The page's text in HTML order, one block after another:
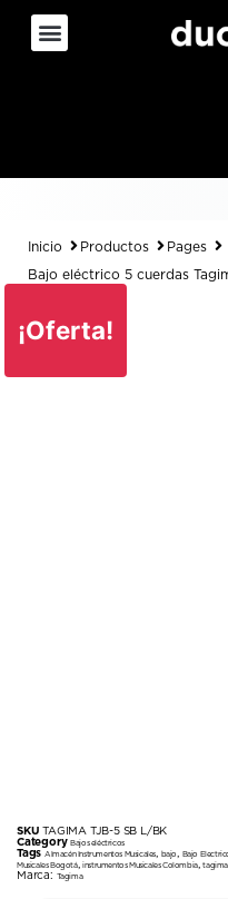
Inicio Productos Pages
Bajo eléctrico 5 cuerdas
¡Oferta!
SKUTAGIMA TJB-5 SB L/BK
Category Bajos eléctricos
Tags Almacén Instrumentos Musicales bajo Bajo
Musicales Bogotá,instrumentos Musicales Colombia,tagima
Marca: Tagima